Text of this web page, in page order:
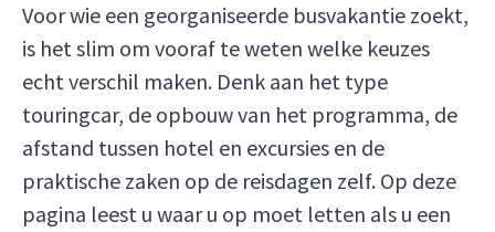
Voor wie een georganiseerde busvakantie zoekt,
is het slim om vooraf te weten welke keuzes
echt verschil maken. Denk aan het type
touringcar, de opbouw van het programma, de
afstand tussen hotel en excursies en de
praktische zaken op de reisdagen zelf. Op deze
pagina leest u waar u op moet letten als u een